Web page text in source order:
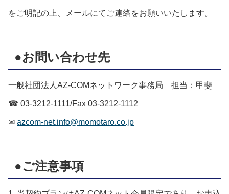
をご明記の上、メールにてご連絡をお願いいたします。
●お問い合わせ先
一般社団法人 AZ-COMネットワーク事務局 担当：甲斐
☎ 03-3212-1111/Fax 03-3212-1112
✉ azcom-net.info@momotaro.co.jp
●ご注意事項